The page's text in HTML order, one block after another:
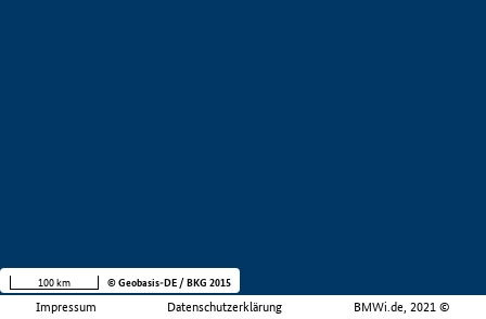
Impressum Datenschutzerklärung BMWi.de, 2021 ©
100 km © Geobasis-DE / BKG 2015